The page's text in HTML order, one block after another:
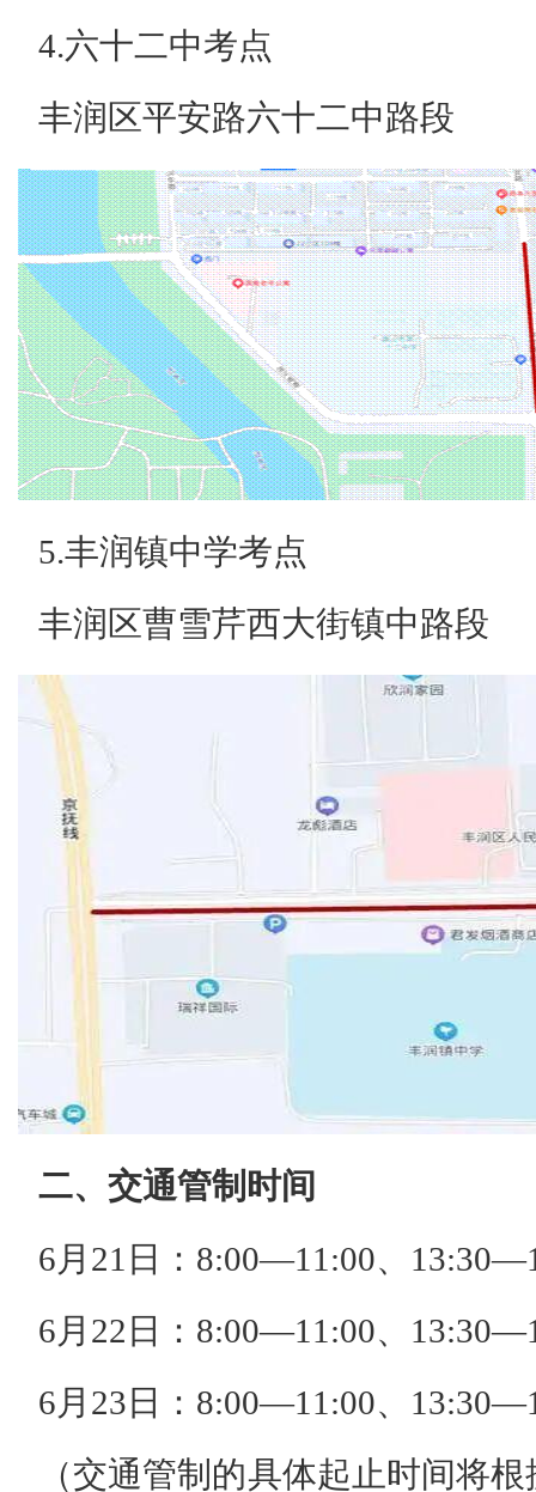
4.六十二中考点
丰润区平安路六十二中路段
5.丰润镇中学考点
丰润区曹雪芹西大街镇中路段
二、交通管制时间
6月21日：8:00—11:00、
6月22日：8:00—11:00、
6月23日：8:00—11:00、
（交通管制的具体起止时间将